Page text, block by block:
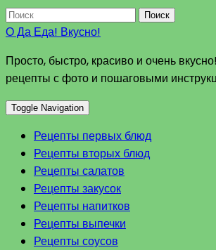
Поиск
О Да Еда! Вкусно!
Просто, быстро, красиво и очень
рецепты с фото и пошаговыми
Toggle Navigation
Рецепты первых блюд
Рецепты вторых блюд
Рецепты салатов
Рецепты закусок
Рецепты напитков
Рецепты выпечки
Рецепты соусов